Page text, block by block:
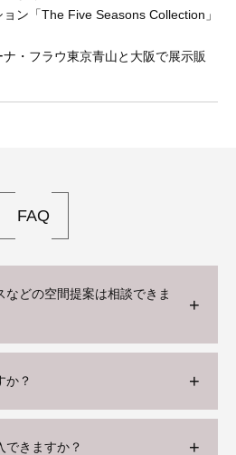
ン「The Five Seasons Collection」
・フラウ東京⻘山と大阪で展示販
FAQ
などの空間提案は相談できま
か？
できますか？